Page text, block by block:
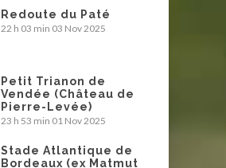
Redoute du Paté
22 h 03 min 03 Nov 2025
Petit Trianon de
Vendée (Château de
Pierre-Levée)
23 h 53 min 01 Nov 2025
Stade Atlantique de
Bordeaux (ex Matmut